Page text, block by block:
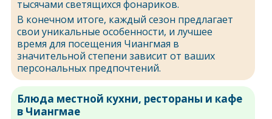
тысячами светящихся фонариков.
В конечном итоге, каждый сезон предлагает
свои уникальные особенности, и лучшее
время для посещения Чиангмая в
значительной степени зависит от ваших
персональных предпочтений.
Блюда местной кухни, рестораны и кафе
в Чиангмае